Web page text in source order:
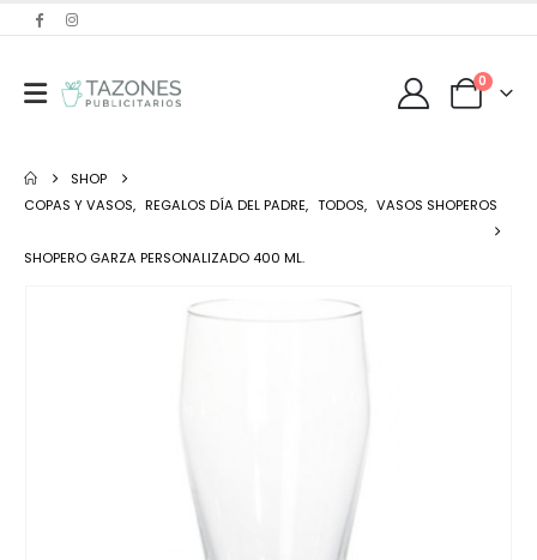
0
SHOP
COPAS Y VASOS, REGALOS DÍA DEL PADRE, TODOS, VASOS SHOPEROS
SHOPERO GARZA PERSONALIZADO 400 ML.